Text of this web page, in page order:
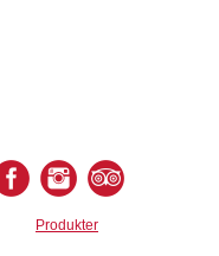
Produkter